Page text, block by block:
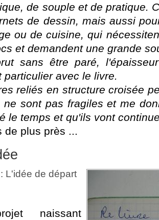
de souple et de pratique.
de dessin, mais aussi
ou de cuisine, qui
et demandent une grande
sans être paré,
particulier avec le livre.
reliés en structure croisée
sont pas fragiles et me
le temps et qu'ils vont
de plus près ...
L'idée de départ
naissant